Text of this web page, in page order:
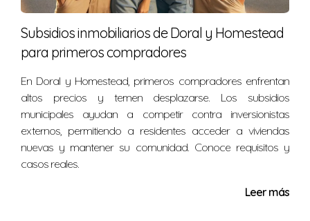
mucho la seguridad y el acceso a transporte público.
aquí para ayudarte a navegar estas complejidades y
tomar decisiones informadas. Si deseas discutir más
sobre tus opciones en Edgewater o tienes alguna
pregunta adicional, no dudes en ponerte en contacto
conmigo al(786) 547-7270
Subsidios inmobiliarios de Doral y Homestead
para primeros compradores
En Doral y Homestead, primeros compradores enfrentan
altos precios y temen desplazarse. Los subsidios
municipales ayudan a competir contra inversionistas
externos, permitiendo a residentes acceder a viviendas
nuevas y mantener su comunidad. Conoce requisitos y
casos reales.
Leer más